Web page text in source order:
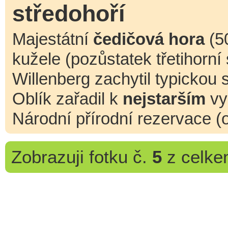
středohoří
Majestátní čedičová hora
kužele (pozůstatek
Willenberg zachytil typickou
Oblík zařadil k nejstarším
Národní přírodní rezervace
Zobrazuji fotku č. 5z